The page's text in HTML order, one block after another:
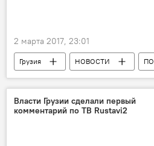
2 марта 2017, 23:01
Грузия НОВОСТИ
Кибар Халваши
Звиад
Заал Удумашвили
Эка Гигаури
ТВ "Рустави 2"
Власти Грузии сделали первый
комментарий по ТВ Rustavi2